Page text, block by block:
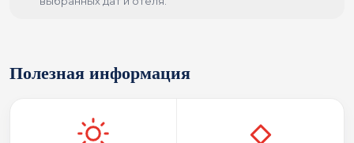
Полезная информация